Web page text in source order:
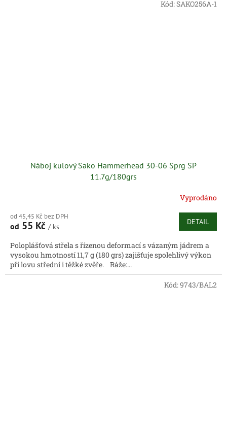
Náboj kulový Sako Hammerhead 30-06 Sprg SP
11.7g/180grs
Vyprodáno
od 45,45 Kč bez DPH
od 55 Kč / ks
DETAIL
Poloplášťová střela s řízenou deformací s vázaným jádrem a
vysokou hmotností 11,7 g (180 grs) zajišťuje spolehlivý výkon
při lovu střední i těžké zvěře. Ráže:...
Kód:SAKO256A-1
Kód:9743/BAL2